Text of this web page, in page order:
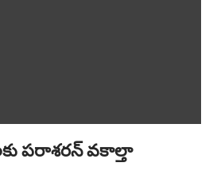
పరాశరన్ వకాల్తా